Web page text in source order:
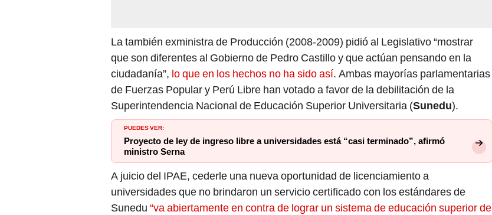
La también exministra de Producción (2008-2009) pidió al Legislativo “mostrar
que son diferentes al Gobierno de Pedro Castillo y que actúan pensando en la
ciudadanía”, lo que en los hechos no ha sido así. Ambas mayorías parlamentarias
de Fuerzas Popular y Perú Libre han votado a favor de la debilitación de la
Superintendencia Nacional de Educación Superior Universitaria (Sunedu).
PUEDES VER:
Proyecto de ley de ingreso libre a universidades está “casi terminado”, afirmó
ministro Serna
A juicio del IPAE, cederle una nueva oportunidad de licenciamiento a
universidades que no brindaron un servicio certificado con los estándares de
Sunedu “va abiertamente en contra de lograr un sistema de educación superior de